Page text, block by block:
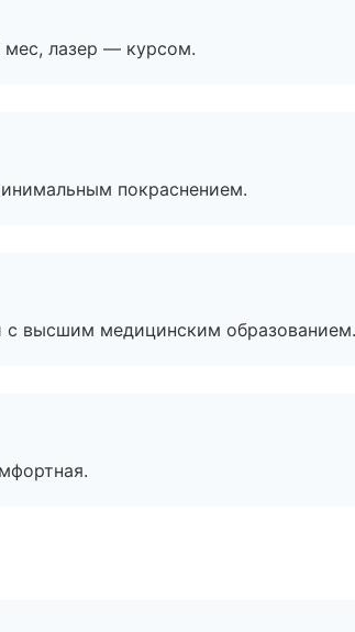
мес, лазер — курсом.
покраснением.
с высшим медицинским образованием.